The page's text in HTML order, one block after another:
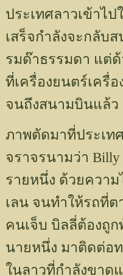
ประเทศลาวเข้าไ
เสร็จกำลังจะกลับ
รมด๊าธรรมดา แต่
ที่เครื่องยนตร์เครื่
จนถึงสนามบินแล้ว
ภาพตัดมาที่ประเท
จราจรนามว่า
รายหนึ่ง ด้วยควา
เลน จนทำให้รถที่
คนเจ็บ บิลลี่ต้องถู
นายหนึ่ง มาติดต่อ
ในลาวที่กำลังขาด